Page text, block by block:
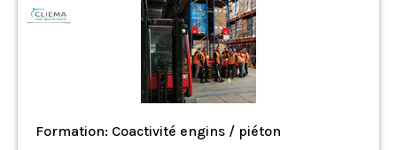
Formation: Coactivité engins / piéton